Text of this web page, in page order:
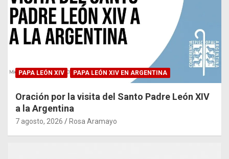
PAPA LEÓN XIV PAPA LEÓN XIV EN ARGENTINA
Oración por la visita del Santo Padre León XIV
a la Argentina
7 agosto, 2026 Rosa Aramayo